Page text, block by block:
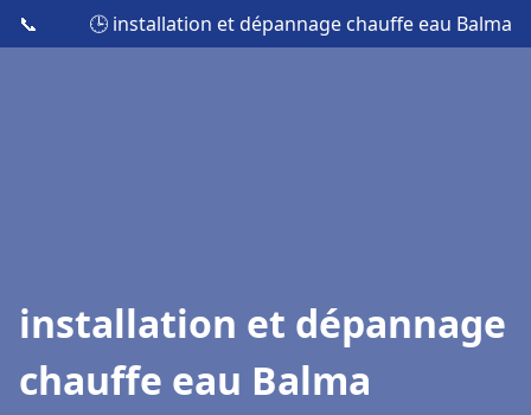
📞 🕒 installation et dépannage chauffe eau Balma
installation et dépannage
chauffe eau Balma